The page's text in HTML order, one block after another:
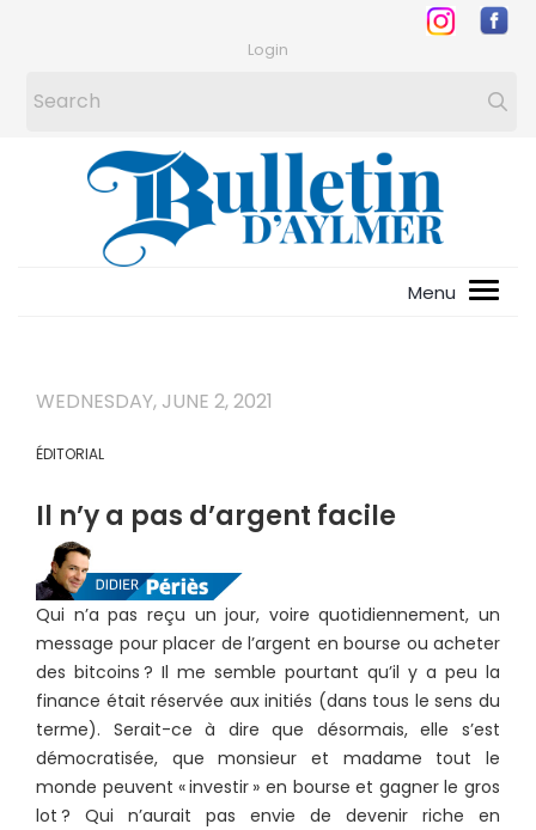
Login
WEDNESDAY, JUNE 2, 2021
ÉDITORIAL
Il n’y a pas d’argent facile
Qui n’a pas reçu un jour, voire quotidiennement, un
message pour placer de l’argent en bourse ou acheter
des bitcoins ? Il me semble pourtant qu’il y a peu la
finance était réservée aux initiés (dans tous le sens du
terme). Serait-ce à dire que désormais, elle s’est
démocratisée, que monsieur et madame tout le
monde peuvent « investir » en bourse et gagner le gros
lot ? Qui n’aurait pas envie de devenir riche en